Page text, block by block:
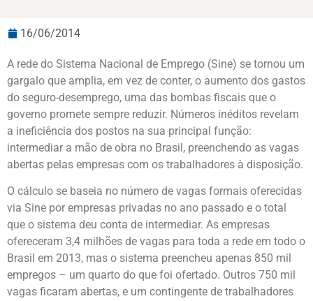
16/06/2014
A rede do Sistema Nacional de Emprego (Sine) se tornou um
gargalo que amplia, em vez de conter, o aumento dos gastos
do seguro-desemprego, uma das bombas fiscais que o
governo promete sempre reduzir. Números inéditos revelam
a ineficiência dos postos na sua principal função:
intermediar a mão de obra no Brasil, preenchendo as vagas
abertas pelas empresas com os trabalhadores à disposição.
O cálculo se baseia no número de vagas formais oferecidas
via Sine por empresas privadas no ano passado e o total
que o sistema deu conta de intermediar. As empresas
ofereceram 3,4 milhões de vagas para toda a rede em todo o
Brasil em 2013, mas o sistema preencheu apenas 850 mil
empregos – um quarto do que foi ofertado. Outros 750 mil
vagas ficaram abertas, e um contingente de trabalhadores